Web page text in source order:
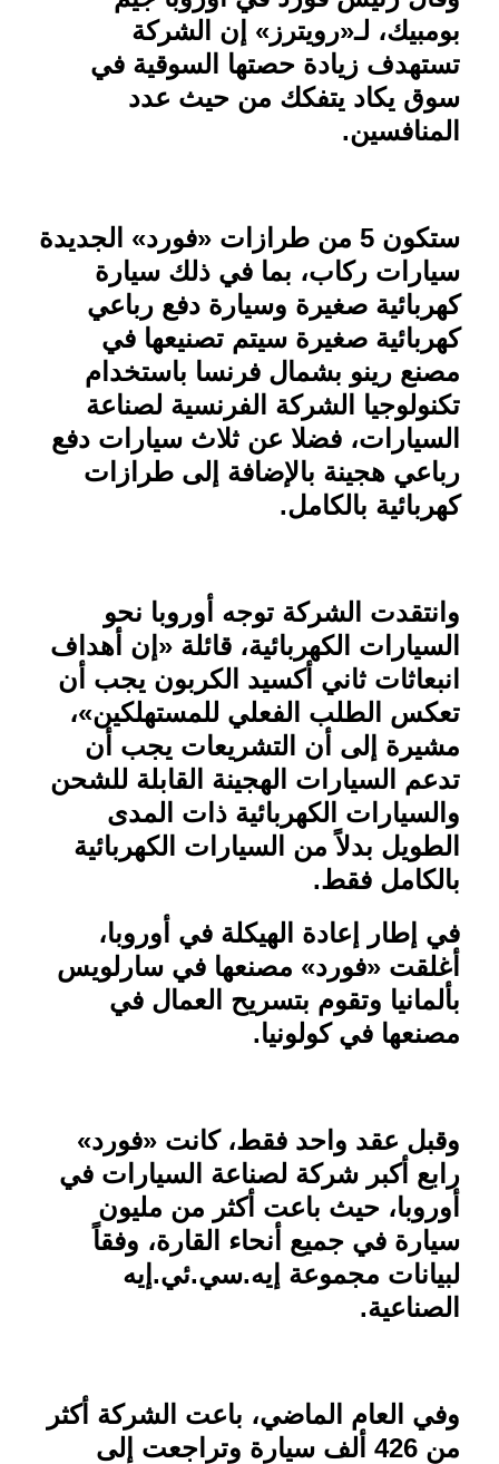
بومبيك، لـ«رويترز» إن الشركة
تستهدف زيادة حصتها السوقية في
سوق يكاد يتفكك من حيث عدد
المنافسين.
ستكون 5 من طرازات «فورد» الجديدة
سيارات ركاب، بما في ذلك سيارة
كهربائية صغيرة وسيارة دفع رباعي
كهربائية صغيرة سيتم تصنيعها في
مصنع رينو بشمال فرنسا باستخدام
تكنولوجيا الشركة الفرنسية لصناعة
السيارات، فضلا عن ثلاث سيارات دفع
رباعي هجينة بالإضافة إلى طرازات
كهربائية بالكامل.
وانتقدت الشركة توجه أوروبا نحو
السيارات الكهربائية، قائلة «إن أهداف
انبعاثات ثاني أكسيد الكربون يجب أن
تعكس الطلب الفعلي للمستهلكين»،
مشيرة إلى أن التشريعات يجب أن
تدعم السيارات الهجينة القابلة للشحن
والسيارات الكهربائية ذات المدى
الطويل بدلاً من السيارات الكهربائية
بالكامل فقط.
في إطار إعادة الهيكلة في أوروبا،
أغلقت «فورد» مصنعها في سارلويس
بألمانيا وتقوم بتسريح العمال في
مصنعها في كولونيا.
وقبل عقد واحد فقط، كانت «فورد»
رابع أكبر شركة لصناعة السيارات في
أوروبا، حيث باعت أكثر من مليون
سيارة في جميع أنحاء القارة، وفقاً
لبيانات مجموعة إيه.سي.ئي.إيه
الصناعية.
وفي العام الماضي، باعت الشركة أكثر
من 426 ألف سيارة وتراجعت إلى